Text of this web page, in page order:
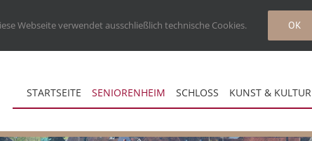
Webseite verwendet ausschließlich technische Cookies. OK
STARTSEITE SENIORENHEIM SCHLOSS KUNST & KULTUR